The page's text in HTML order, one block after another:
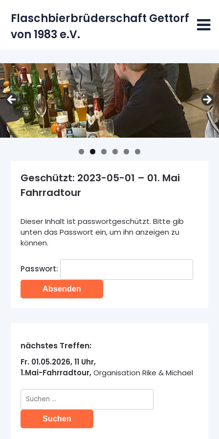
Flaschbierbrüderschaft Gettorf
von 1983 e.V.
Geschützt: 2023-05-01 – 01. Mai
Fahrradtour
Dieser Inhalt ist passwortgeschützt. Bitte gib
unten das Passwort ein, um ihn anzeigen zu
können.
Passwort:
nächstes Treffen:
Fr. 01.05.2026, 11 Uhr,
1.Mai-Fahrradtour,Organisation Rike & Michael
Suche
nach: